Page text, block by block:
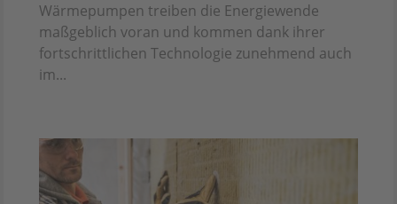
Wärmepumpen treiben die Energiewende
maßgeblich voran und kommen dank ihrer
fortschrittlichen Technologie zunehmend auch
im...